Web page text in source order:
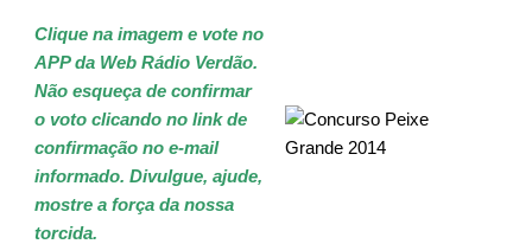
Clique na imagem e vote no
APP da Web Rádio Verdão.
Não esqueça de confirmar
o voto clicando no link de
confirmação no e-mail
informado. Divulgue, ajude,
mostre a força da nossa
torcida.